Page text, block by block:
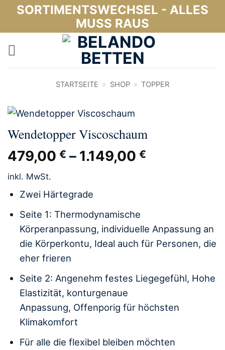
Zum
springen
SORTIMENTSWECHSEL - ALLES
MUSS RAUS
STARTSEITE » SHOP » TOPPER
Wendetopper Viscoschaum
479,00 € – 1.149,00 €
inkl. MwSt.
Zwei Härtegrade
Seite 1: Thermodynamische
Körperanpassung, individuelle Anpassung an
die Körperkontu, Ideal auch für Personen, die
eher frieren
Seite 2: Angenehm festes Liegegefühl, Hohe
Elastizität, konturgenaue
Anpassung, Offenporig für höchsten
Klimakomfort
Für alle die flexibel bleiben möchten